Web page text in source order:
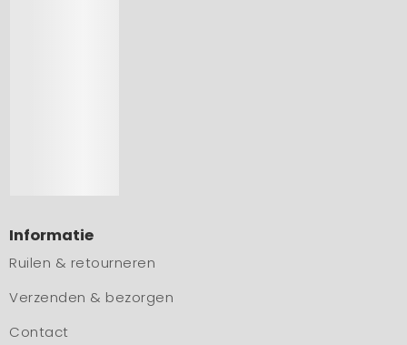
Informatie
Ruilen & retourneren
Verzenden & bezorgen
Contact